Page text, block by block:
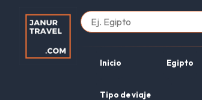
Inicio Egipto
Tipo de viaje